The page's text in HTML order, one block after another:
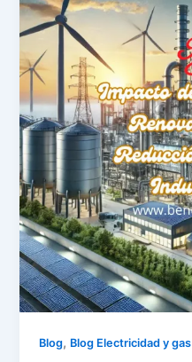
Blog, Blog Electricidad y gas